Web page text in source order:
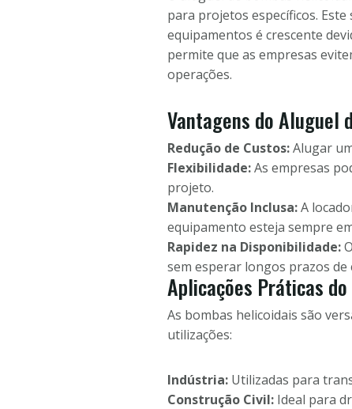
para projetos específicos.
equipamentos é crescente
permite que as empresas
operações.
Vantagens do Aluguel
Redução de Custos:Alugar
Flexibilidade:As empresas
projeto.
Manutenção Inclusa:A
equipamento esteja sempre
Rapidez na Disponibilidade:
sem esperar longos prazos de
Aplicações Práticas
As bombas helicoidais são
utilizações:
Indústria: Utilizadas para
Construção Civil: Ideal para